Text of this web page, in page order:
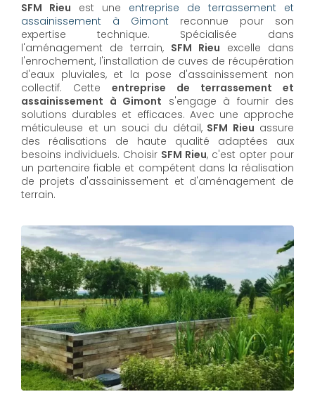
SFM Rieu est une entreprise de terrassement et
assainissement à Gimont reconnue pour son
expertise technique. Spécialisée dans
l'aménagement de terrain, SFM Rieu excelle dans
l'enrochement, l'installation de cuves de récupération
d'eaux pluviales, et la pose d'assainissement non
collectif. Cette entreprise de terrassement et
assainissement à Gimont s'engage à fournir des
solutions durables et efficaces. Avec une approche
méticuleuse et un souci du détail,SFM Rieu assure
des réalisations de haute qualité adaptées aux
besoins individuels. Choisir SFM Rieu, c'est opter pour
un partenaire fiable et compétent dans la réalisation
de projets d'assainissement et d'aménagement de
terrain.